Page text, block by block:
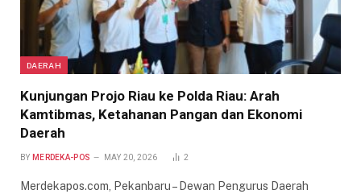
DAERAH
Kunjungan Projo Riau ke Polda Riau: Arah
Kamtibmas, Ketahanan Pangan dan Ekonomi
Daerah
BY MERDEKA-POS MAY 20, 2026 2
Merdekapos.com, Pekanbaru – Dewan Pengurus Daerah